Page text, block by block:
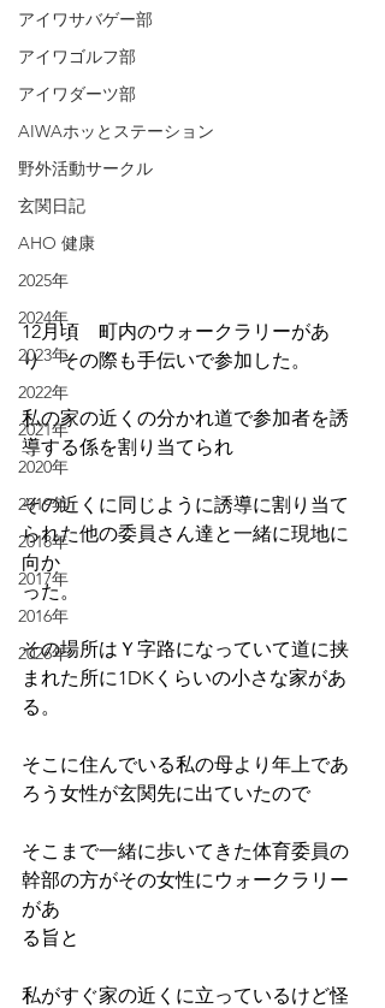
アイワサバゲー部
アイワゴルフ部
アイワダーツ部
AIWAホッとステーション
野外活動サークル
玄関日記
AHO 健康
2025年
2024年
2023年
2022年
2021年
2020年
2019年
2018年
2017年
2016年
2026年
12月頃　町内のウォークラリーがあ
り　その際も手伝いで参加した。
私の家の近くの分かれ道で参加者を誘
導する係を割り当てられ
その近くに同じように誘導に割り当て
られた他の委員さん達と一緒に現地に
向か
った。
その場所はＹ字路になっていて道に挟
まれた所に1DKくらいの小さな家があ
る。
そこに住んでいる私の母より年上であ
ろう女性が玄関先に出ていたので
そこまで一緒に歩いてきた体育委員の
幹部の方がその女性にウォークラリー
があ
る旨と
私がすぐ家の近くに立っているけど怪